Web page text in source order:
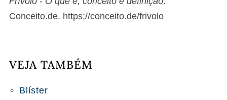
Conceito.de. https://conceito.de/frivolo
VEJA TAMBÉM
Blíster